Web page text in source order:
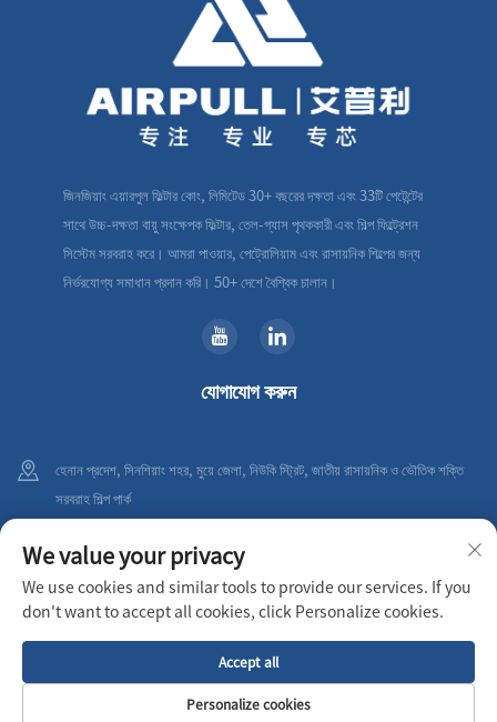
জিনজিয়াং এয়ারপুল ফিল্টার কোং, লিমিটেড 30+ বছরের দক্ষতা এবং 33টি পেটেন্টের
সাথে উচ্চ-দক্ষতা বায়ু সংক্ষেপক ফিল্টার, তেল-গ্যাস পৃথককারী এবং শিল্প ফিল্ট্রেশন
সিস্টেম সরবরাহ করে। আমরা পাওয়ার, পেট্রোলিয়াম এবং রাসায়নিক শিল্পের জন্য
নির্ভরযোগ্য সমাধান প্রদান করি। 50+ দেশে বৈশ্বিক চালান।
যোগাযোগ করুন
হেনান প্রদেশ, সিনশিয়াং শহর, মুয়ে জেলা, নিউকি স্ট্রিট, জাতীয় রাসায়নিক ও ভৌতিক শক্তি
সরবরাহ শিল্প পার্ক
+86-18236198923
[email protected]
কপিরাইট © 2026 XINXIANG AIRPULL FILTER CO.,LTD সর্বস্বত্ব সংরক্ষিত গোপনীয়তা নীতি
We value your privacy
We use cookies and similar tools to provide our services. If you
don't want to accept all cookies, click Personalize cookies.
Personalize cookies
Accept all